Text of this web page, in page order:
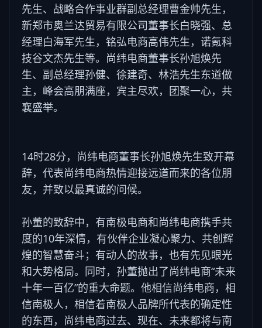
先生、战略合作事业群副总经理曹金帅先生，
新郑市奥兰达贸易有限公司董事长白晓强、总
经理白海军先生，铭弘电商高伟先生，诺氪科
技谷文杰先生等。尚纬电商董事长孙旭焕先
生、副总经理孙健、徐建奇、林浩先生东道做
主，峰会高朋满座，宾主尽欢，团聚一心，共
襄盛举。
14时28分，尚纬电商董事长孙旭焕先生致开幕
辞，代表尚纬电商热情迎接远道而来的各位朋
友，并致以最真诚的问候。
孙董的致辞中，有南极电商和尚纬电商携手共
度的10年深情，有伙伴企业凝心聚力、共创辉
煌的智慧奋斗；有动人的故事，也有先见眼光
和大势格局。同时，孙董抛出了尚纬电商“未来
十年一百亿”的重大命题。他相信尚纬电商，相
信南极人，相信着南极人品牌所代表的确定性
的东西，尚纬电商过去、现在、未来都将与南